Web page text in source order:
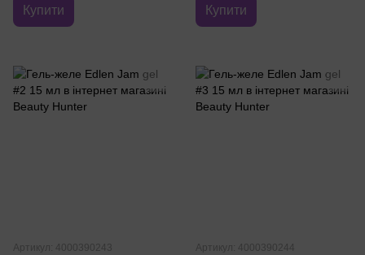
Купити Купити
Артикул: 4000390243 Артикул: 4000390244